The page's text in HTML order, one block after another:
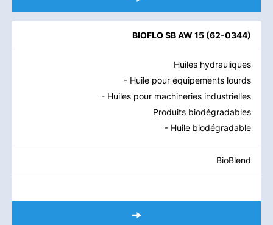
BIOFLO SB AW 15 (62-0344)
Huiles hydrauliques
- Huile pour équipements lourds
- Huiles pour machineries industrielles
Produits biodégradables
- Huile biodégradable
BioBlend